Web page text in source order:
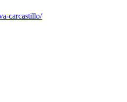
carcastillo/